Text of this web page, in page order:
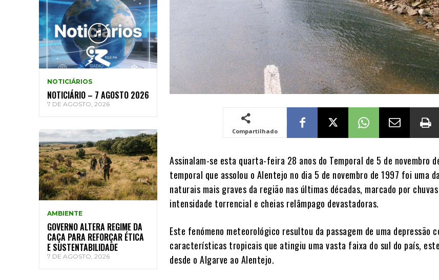
NOTICIÁRIOS
NOTICIÁRIO – 7 AGOSTO 2026
7 DE AGOSTO, 2026
AMBIENTE
GOVERNO ALTERA REGIME DA
CAÇA PARA REFORÇAR ÉTICA
E SUSTENTABILIDADE
7 DE AGOSTO, 2026
Compartilhado
Assinalam-se esta quarta-feira 28 anos do Temporal de 5 de novembro
temporal que assolou o Alentejo no dia 5 de novembro de 1997 foi uma
naturais mais graves da região nas últimas décadas, marcado por
intensidade torrencial e cheias relâmpago devastadoras.
Este fenómeno meteorológico resultou da passagem de uma depressão
características tropicais que atingiu uma vasta faixa do sul do país,
desde o Algarve ao Alentejo.